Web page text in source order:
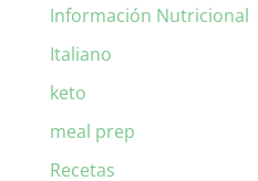
Información Nutricional
Italiano
keto
meal prep
Recetas